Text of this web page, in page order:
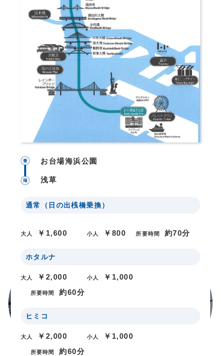
お台場海浜公園
浅草
通常（日の出桟橋乗換）
大人 ￥1,600 小人 ￥800 所要時間 約70分
ホタルナ
大人 ￥2,000 小人 ￥1,000
所要時間 約60分
ヒミコ
大人 ￥2,000 小人 ￥1,000
所要時間 約60分